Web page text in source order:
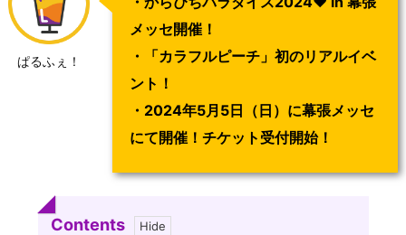
ぱるふぇ！
メッセ開催！
・「カラフルピーチ」初のリアルイベ
ント！
・2024年5月5日（日）に幕張メッセ
にて開催！チケット受付開始！
Contents